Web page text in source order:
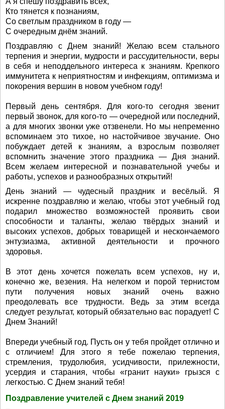
Кто тянется к познаниям,
Со светлым праздником в году —
С очередным днём знаний.
Поздравляю с Днем знаний! Желаю всем стального
терпения и энергии, мудрости и рассудительности, веры
в себя и неподдельного интереса к знаниям. Крепкого
иммунитета к неприятностям и инфекциям, оптимизма и
покорения вершин в новом учебном году!
Первый день сентября. Для кого-то сегодня звенит
первый звонок, для кого-то — очередной или последний,
а для многих звонки уже отзвенели. Но мы непременно
вспоминаем это тихое, но настойчивое звучание. Оно
побуждает детей к знаниям, а взрослым позволяет
вспомнить значение этого праздника — Дня знаний.
Всем желаем интересной и познавательной учебы и
работы, успехов и разнообразных открытий!
День знаний — чудесный праздник и весёлый. Я
искренне поздравляю и желаю, чтобы этот учебный год
подарил множество возможностей проявить свои
способности и таланты, желаю твёрдых знаний и
высоких успехов, добрых товарищей и нескончаемого
энтузиазма, активной деятельности и прочного
здоровья.
В этот день хочется пожелать всем успехов, ну и,
конечно же, везения. На нелегком и порой тернистом
пути получения новых знаний очень важно
преодолевать все трудности. Ведь за этим всегда
следует результат, который обязательно вас порадует! С
Днем Знаний!
Впереди учебный год. Пусть он у тебя пройдет отлично и
с отличием! Для этого я тебе пожелаю терпения,
стремления, трудолюбия, усидчивости, прилежности,
усердия и старания, чтобы «гранит науки» грызся с
легкостью. С Днем знаний тебя!
Поздравление учителей с Днем знаний 2019